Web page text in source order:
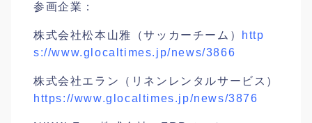
参画企業：
株式会社松本山雅（サッカーチーム）
http
s://www.glocaltimes.jp/news/3866
株式会社エラン（リネンレンタルサービス）
https://www.glocaltimes.jp/news/3876